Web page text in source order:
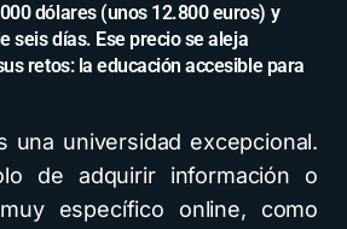
dólares (unos 12.800 euros) y
seis días. Ese precio se aleja
retos: la educación accesible para
una universidad excepcional.
de adquirir información o
específico online, como